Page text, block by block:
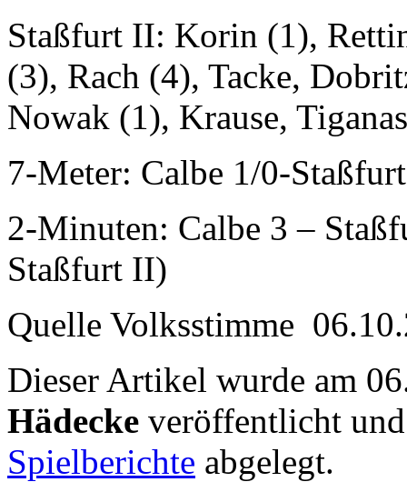
Staßfurt II: Korin (1),
(3), Rach (4), Tacke,
Nowak (1), Krau­se,
7-Meter: Calbe 1/0-
2-Minuten: Calbe 3 –
Staßfurt II)
Quelle Volksstimme
Dieser Artikel wurde am
Hädecke veröffentlicht
Spielberichte abgelegt.